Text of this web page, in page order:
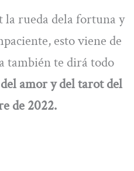
la rueda dela fortuna y
esto viene de
también te dirá todo
amor y del tarot del
de 2022.